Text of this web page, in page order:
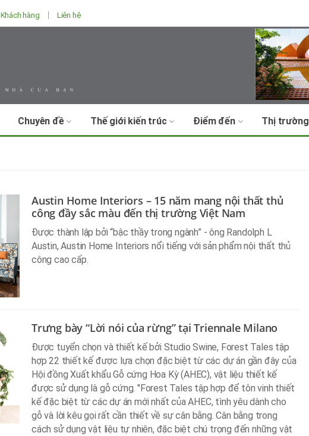
Khách hàng Liên hệ
Chuyên đề Thế giới kiến trúc Điểm đến Thị trường
Austin Home Interiors – 15 năm mang nội thất thủ
công đầy sắc màu đến thị trường Việt Nam
Được thành lập bởi “bậc thầy trong ngành” - ông Randolph L
Austin, Austin Home Interiors nổi tiếng với sản phẩm nội thất thủ
công cao cấp.
Trưng bày “Lời nói của rừng” tại Triennale Milano
Được tuyển chọn và thiết kế bởi Studio Swine, Forest Tales tập
hợp 22 thiết kế được lựa chọn đặc biệt từ các dự án gần đây của
Hội đồng Xuất khẩu Gỗ cứng Hoa Kỳ (AHEC), vật liệu thiết kế
được sử dụng là gỗ cứng. "Forest Tales tập hợp để tôn vinh thiết
kế đặc biệt từ các dự án mới nhất của AHEC, tình yêu dành cho
gỗ và lời kêu gọi rất cần thiết về sự cân bằng. Cân bằng trong
cách sử dụng vật liệu tự nhiên, đặc biệt chú trọng đến những vật